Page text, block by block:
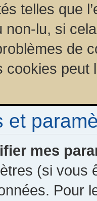
telles que
lu, si
de
cookies peut
et
mes
(si vous
Pour